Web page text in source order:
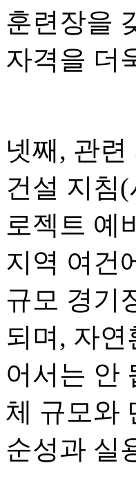
훈련장을
자격을 더
넷째, 관
건설 지침
로젝트 예
지역 여건
규모 경기
되며, 자
어서는 안
체 규모와
순성과 실